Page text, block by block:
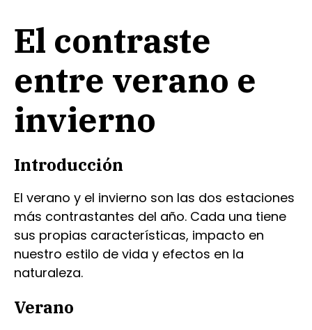
El contraste
entre verano e
invierno
Introducción
El verano y el invierno son las dos estaciones
más contrastantes del año. Cada una tiene
sus propias características, impacto en
nuestro estilo de vida y efectos en la
naturaleza.
Verano